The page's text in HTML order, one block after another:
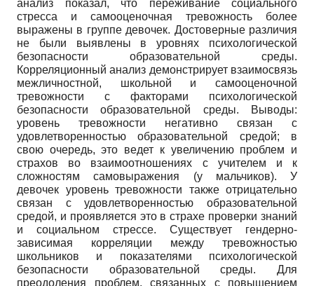
анализ показал, что переживание социального
стресса и самооценочная тревожность более
выражены в группе девочек. Достоверные различия
не были выявлены в уровнях психологической
безопасности образовательной среды.
Корреляционный анализ демонстрирует взаимосвязь
межличностной, школьной и самооценочной
тревожности с факторами психологической
безопасности образовательной среды. Выводы:
уровень тревожности негативно связан с
удовлетворенностью образовательной средой; в
свою очередь, это ведет к увеличению проблем и
страхов во взаимоотношениях с учителем и к
сложностям самовыражения (у мальчиков). У
девочек уровень тревожности также отрицательно
связан с удовлетворенностью образовательной
средой, и проявляется это в страхе проверки знаний
и социальном стрессе. Существует гендерно-
зависимая корреляции между тревожностью
школьников и показателями психологической
безопасности образовательной среды. Для
преодоления проблем, связанных с повышением